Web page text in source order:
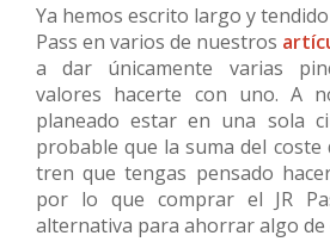
Ya hemos escrito largo y
Pass en varios de nuestros
a dar únicamente varias
valores hacerte con uno. A
planeado estar en una sola
probable que la suma del coste
tren que tengas pensado
por lo que comprar el JR
alternativa para ahorrar algo de